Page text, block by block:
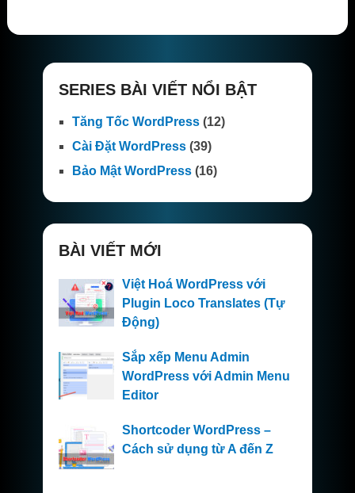
SERIES BÀI VIẾT NỔI BẬT
Tăng Tốc WordPress(12)
Cài Đặt WordPress(39)
Bảo Mật WordPress(16)
BÀI VIẾT MỚI
Việt Hoá WordPress với
Plugin Loco Translates (Tự
Động)
Sắp xếp Menu Admin
WordPress với Admin Menu
Editor
Shortcoder WordPress –
Cách sử dụng từ A đến Z